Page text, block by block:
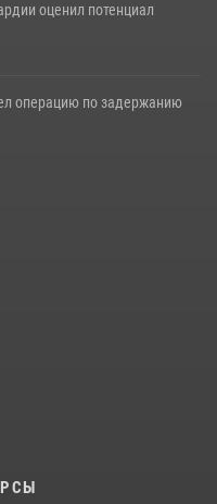
оценил потенциал
операцию по задержанию